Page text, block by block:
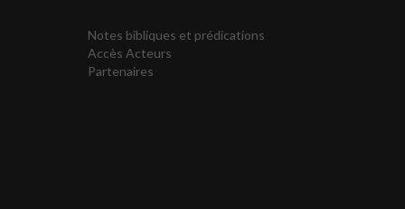
Notes bibliques et prédications
Accès Acteurs
Partenaires